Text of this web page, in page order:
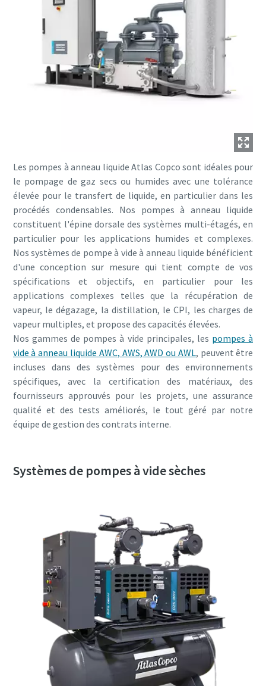
Les pompes à anneau liquide Atlas Copco sont idéales pour
le pompage de gaz secs ou humides avec une tolérance
élevée pour le transfert de liquide, en particulier dans les
procédés condensables. Nos pompes à anneau liquide
constituent l'épine dorsale des systèmes multi-étagés, en
particulier pour les applications humides et complexes.
Nos systèmes de pompe à vide à anneau liquide bénéficient
d'une conception sur mesure qui tient compte de vos
spécifications et objectifs, en particulier pour les
applications complexes telles que la récupération de
vapeur, le dégazage, la distillation, le CPI, les charges de
vapeur multiples, et propose des capacités élevées.
Nos gammes de pompes à vide principales, les pompes à
vide à anneau liquide AWC, AWS, AWD ou AWL, peuvent être
incluses dans des systèmes pour des environnements
spécifiques, avec la certification des matériaux, des
fournisseurs approuvés pour les projets, une assurance
qualité et des tests améliorés, le tout géré par notre
équipe de gestion des contrats interne.
Systèmes de pompes à vide sèches